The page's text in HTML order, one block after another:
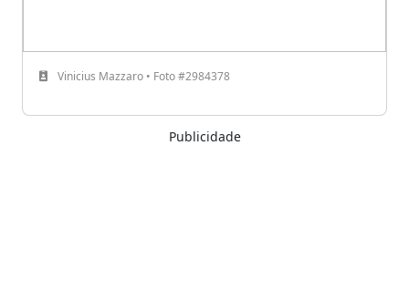
Vinicius Mazzaro • Foto #2984378
Publicidade